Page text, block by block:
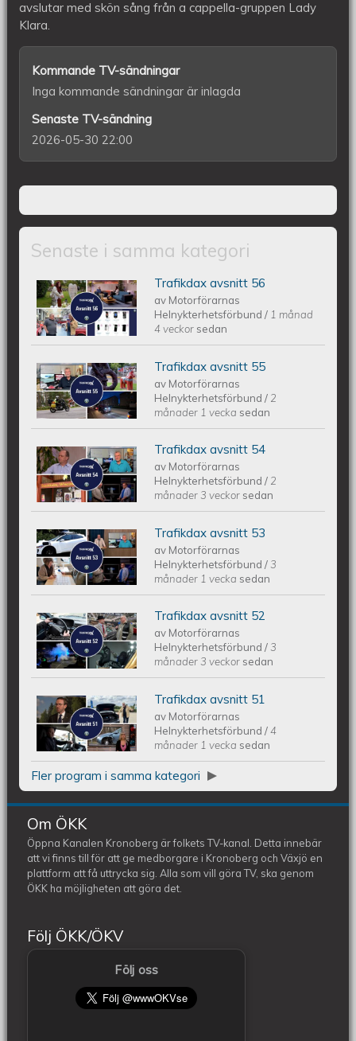
avslutar med skön sång från a cappella-gruppen Lady
Klara.
Kommande TV-sändningar
Inga kommande sändningar är inlagda
Senaste TV-sändning
2026-05-30 22:00
Senaste i samma kategori
Trafikdax - Avsnitt 56
Trafikdax avsnitt 56
av Motorförarnas
Helnykterhetsförbund/ 1 månad
4 veckor sedan
Trafikdax - Avsnitt 55
Trafikdax avsnitt 55
av Motorförarnas
Helnykterhetsförbund/ 2
månader 1 vecka sedan
Trafikdax avsnitt 54
Trafikdax avsnitt 54
av Motorförarnas
Helnykterhetsförbund/ 2
månader 3 veckor sedan
Trafikdax - Avsnitt 53
Trafikdax avsnitt 53
av Motorförarnas
Helnykterhetsförbund/3
månader 1 vecka sedan
Trafikdax - Avsnitt 52
Trafikdax avsnitt 52
av Motorförarnas
Helnykterhetsförbund/3
månader 3 veckor sedan
Trafikdax - Avsnitt 51
Trafikdax avsnitt 51
av Motorförarnas
Helnykterhetsförbund/4
månader 1 vecka sedan
Fler program i samma kategori
Om ÖKK
Öppna Kanalen Kronoberg är folkets TV-kanal. Detta innebär
att vi finns till för att ge medborgare i Kronoberg och Växjö en
plattform att få uttrycka sig. Alla som vill göra TV, ska genom
ÖKK ha möjligheten att göra det.
Följ ÖKK/ÖKV
Följ oss